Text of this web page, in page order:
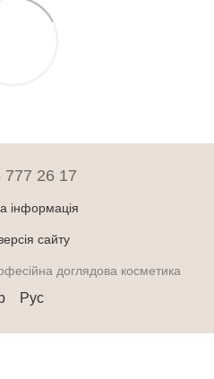
777 26 17
інформація
сайту
доглядова косметика
Рус